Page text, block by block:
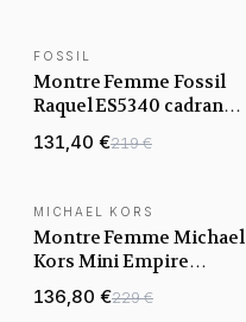
NOUVEAUTÉ
FOSSIL
Montre Femme Fossil
Raquel ES5340 cadran
noir bracelet acier
131,40 €219 €
NOUVEAUTÉ
MICHAEL KORS
Montre Femme Michael
Kors Mini Empire
MK4858 or rose
bracelet maillons acier
136,80 €229 €